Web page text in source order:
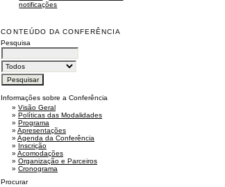
notificações
CONTEÚDO DA CONFERÊNCIA
Pesquisa
Informações sobre a Conferência
»Visão Geral
»Políticas das Modalidades
»Programa
»Apresentações
»Agenda da Conferência
» Inscrição
»Acomodações
»Organização e Parceiros
»Cronograma
Procurar